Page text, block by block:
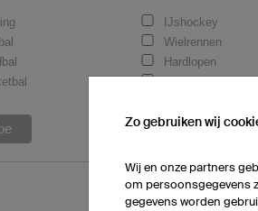
IJshockey
Wielrennen
Hardlopen
eSport
Zo gebruiken wij
Wij en onze partners
om persoonsgegevens
gegevens worden